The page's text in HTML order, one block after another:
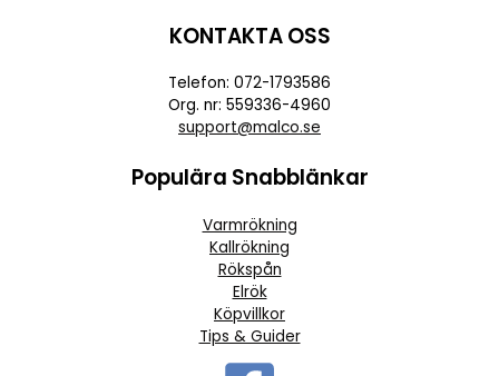
KONTAKTA OSS
Telefon: 072-1793586
Org. nr: 559336-4960
support@malco.se
Populära Snabblänkar
Varmrökning
Kallrökning
Rökspån
Elrök
Köpvillkor
Tips & Guider